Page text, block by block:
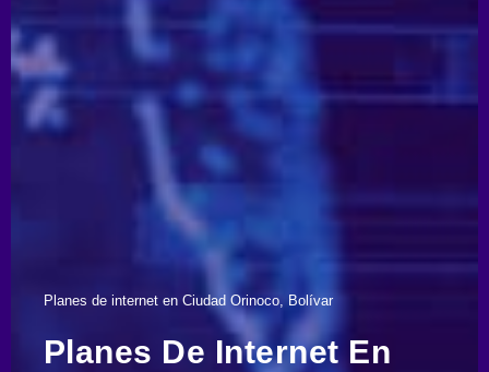
Planes de internet en Ciudad Orinoco, Bolívar
Planes De Internet En